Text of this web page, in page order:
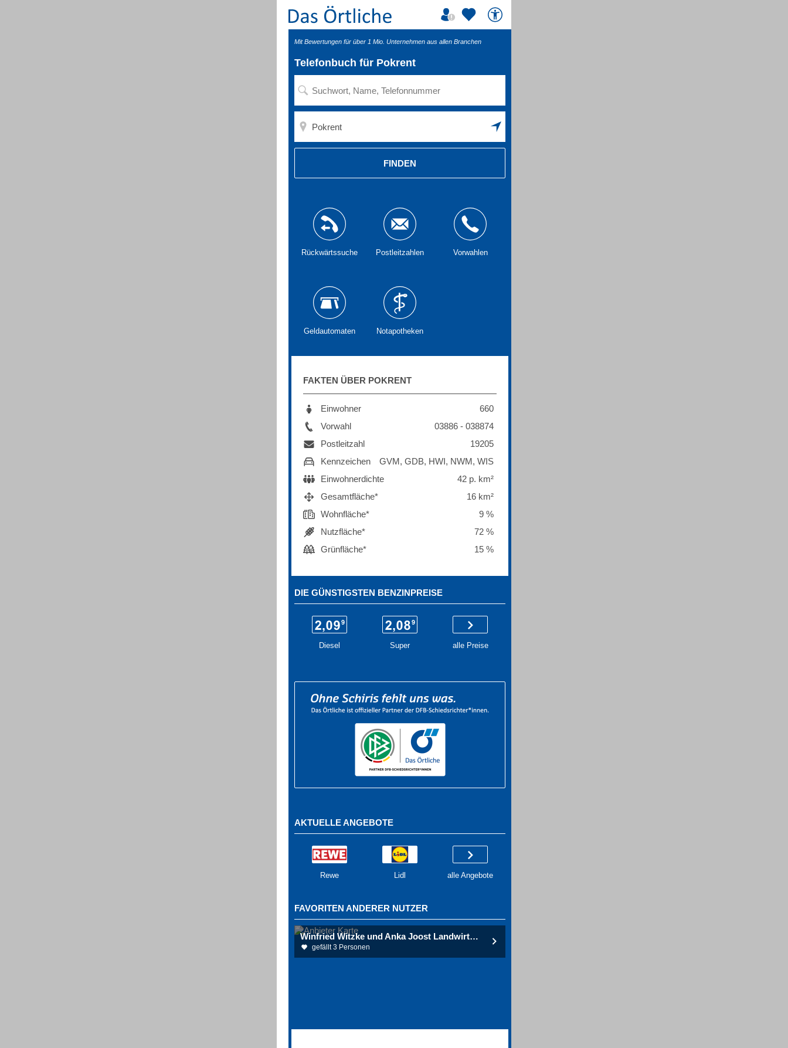
Mit Bewertungen für über 1 Mio. Unternehmen aus allen Branchen
Telefonbuch für Pokrent
FINDEN
Rückwärtssuche Postleitzahlen Vorwahlen
Geldautomaten Notapotheken
FAKTEN ÜBER POKRENT
Einwohner
660
Vorwahl
03886 - 038874
Postleitzahl
19205
Kennzeichen
GVM, GDB, HWI, NWM, WIS
Einwohnerdichte
42 p. km²
Gesamtfläche*
16 km²
Wohnfläche*
9 %
Nutzfläche*
72 %
Grünfläche*
15 %
DIE GÜNSTIGSTEN BENZINPREISE
Diesel Super alle Preise
AKTUELLE ANGEBOTE
Rewe Lidl alle Angebote
FAVORITEN ANDERER NUTZER
Winfried Witzke und Anka Joost Landwirtschaft
gefällt 3 Personen